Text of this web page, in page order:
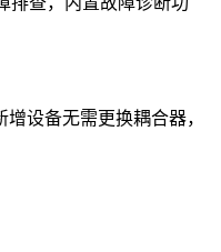
设备无需更换耦合器，